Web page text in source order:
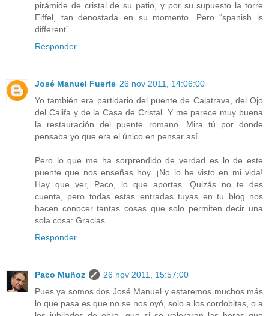
pirámide de cristal de su patio, y por su supuesto la torre
Eiffel, tan denostada en su momento. Pero “spanish is
different”.
Responder
José Manuel Fuerte 26 nov 2011, 14:06:00
Yo también era partidario del puente de Calatrava, del Ojo
del Califa y de la Casa de Cristal. Y me parece muy buena
la restauración del puente romano. Mira tú por donde
pensaba yo que era el único en pensar así.
Pero lo que me ha sorprendido de verdad es lo de este
puente que nos enseñas hoy. ¡No lo he visto en mi vida!
Hay que ver, Paco, lo que aportas. Quizás no te des
cuenta, pero todas estas entradas tuyas en tu blog nos
hacen conocer tantas cosas que solo permiten decir una
sola cosa: Gracias.
Responder
Paco Muñoz
26 nov 2011, 15:57:00
Pues ya somos dos José Manuel y estaremos muchos más
lo que pasa es que no se nos oyó, solo a los cordobitas, o a